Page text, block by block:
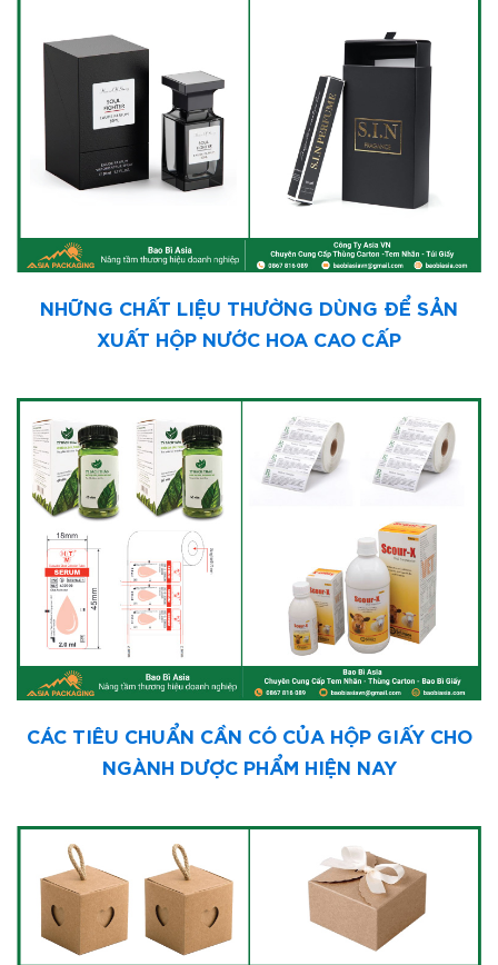
NHỮNG CHẤT LIỆU THƯỜNG DÙNG ĐỂ SẢN
XUẤT HỘP NƯỚC HOA CAO CẤP
CÁC TIÊU CHUẨN CẦN CÓ CỦA HỘP GIẤY CHO
NGÀNH DƯỢC PHẨM HIỆN NAY